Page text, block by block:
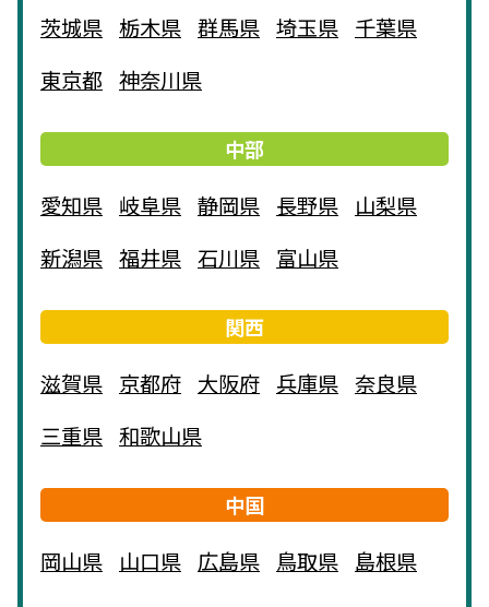
茨城県 栃木県 群馬県 埼玉県 千葉県
東京都 神奈川県
中部
愛知県 岐阜県 静岡県 長野県
山梨県
新潟県 福井県 石川県 富山県
関西
滋賀県 京都府 大阪府 兵庫県 奈良県
三重県 和歌山県
中国
岡山県 山口県 広島県 鳥取県 島根県